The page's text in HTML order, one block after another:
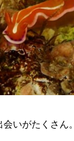
いがたくさん。